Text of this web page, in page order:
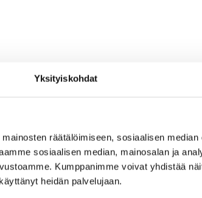
Yksityiskohdat
räätälöimiseen, sosiaalisen
sosiaalisen median, mainosalan ja
Kumppanimme voivat yhdistää
heidän palvelujaan.
lasisen näytönsuojan avulla.